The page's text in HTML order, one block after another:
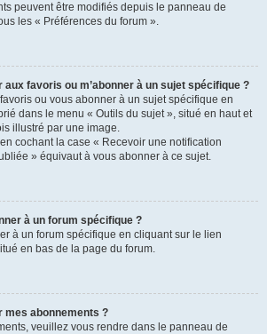
peuvent être modifiés depuis le panneau de
les « Préférences du forum ».
favoris ou m’abonner à un sujet spécifique ?
ou vous abonner à un sujet spécifique en
dans le menu « Outils du sujet », situé en haut et
illustré par une image.
cochant la case « Recevoir une notification
» équivaut à vous abonner à ce sujet.
à un forum spécifique ?
à un forum spécifique en cliquant sur le lien
en bas de la page du forum.
mes abonnements ?
veuillez vous rendre dans le panneau de